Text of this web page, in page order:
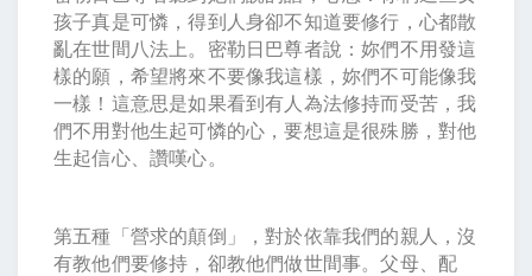
孩子真是可憐，得到人身卻不知道要修行，心都散
亂在世間八法上。密勒日巴尊者說：妳們不用發這
樣的願，希望將來不要像我這樣，妳們不可能像我
一樣！這意思是如果看到有人為法修持而受苦，我
們不用對他生起可憐的心，要想這是很殊勝，對他
生起信心、讚嘆心。
第五種「營求的顛倒」，對於依靠我們的親人，沒
有教他們要修持，卻教他們做世間事。父母、配